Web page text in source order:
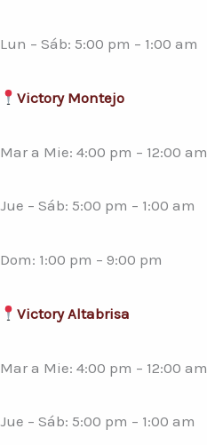
Lun – Sáb: 5:00 pm – 1:00 am
Victory Montejo
Mar a Mie: 4:00 pm – 12:00 am
Jue – Sáb: 5:00 pm – 1:00 am
Dom: 1:00 pm – 9:00 pm
Victory Altabrisa
Mar a Mie: 4:00 pm – 12:00 am
Jue – Sáb: 5:00 pm – 1:00 am